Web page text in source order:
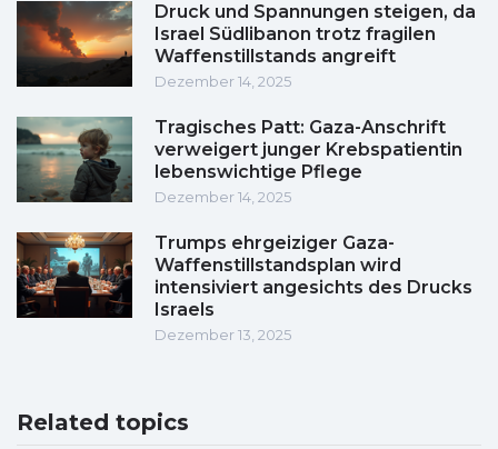
Druck und Spannungen steigen, da
Israel Südlibanon trotz fragilen
Waffenstillstands angreift
Dezember 14, 2025
Tragisches Patt: Gaza-Anschrift
verweigert junger Krebspatientin
lebenswichtige Pflege
Dezember 14, 2025
Trumps ehrgeiziger Gaza-
Waffenstillstandsplan wird
intensiviert angesichts des Drucks
Israels
Dezember 13, 2025
Related topics